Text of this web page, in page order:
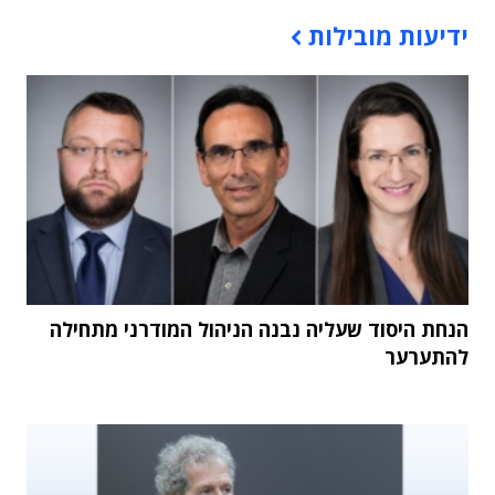
ידיעות מובילות
הנחת היסוד שעליה נבנה הניהול המודרני מתחילה
להתערער